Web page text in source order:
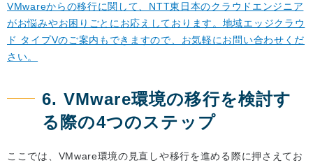
VMwareからの移行に関して、NTT東日本のクラウドエンジニア
がお悩みやお困りごとにお応えしております。地域エッジクラウ
ド タイプVのご案内もできますので、お気軽にお問い合わせくだ
さい。
6. VMware環境の移行を検討す
る際の4つのステップ
ここでは、VMware環境の見直しや移行を進める際に押さえてお